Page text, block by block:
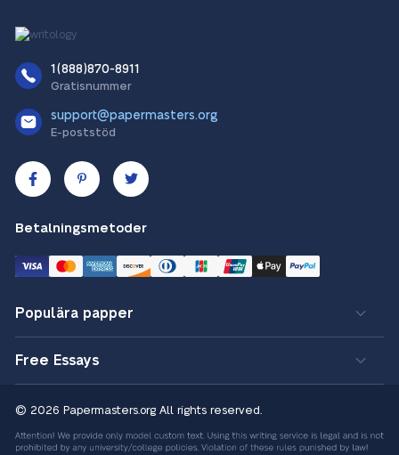
1(888)870-8911
Gratisnummer
support@papermasters.org
E-poststöd
Betalningsmetoder
Populära papper
Free Essays
© 2026 Papermasters.org All rights reserved.